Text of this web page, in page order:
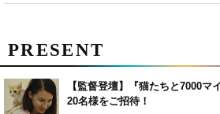
PRESENT
【監督登壇】『猫たちと7000マ
20名様をご招待！